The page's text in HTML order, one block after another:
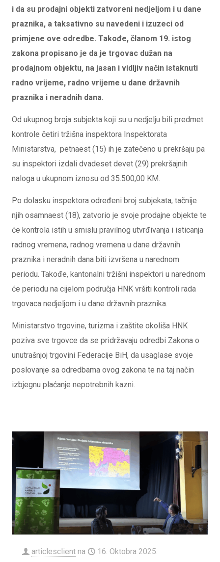
i da su prodajni objekti zatvoreni nedjeljom i u dane
praznika, a taksativno su navedeni i izuzeci od
primjene ove odredbe. Takođe, članom 19. istog
zakona propisano je da je trgovac dužan na
prodajnom objektu, na jasan i vidljiv način istaknuti
radno vrijeme, radno vrijeme u dane državnih
praznika i neradnih dana.
Od ukupnog broja subjekta koji su u nedjelju bili predmet
kontrole četiri tržišna inspektora Inspektorata
Ministarstva, petnaest (15) ih je zatečeno u prekršaju pa
su inspektori izdali dvadeset devet (29) prekršajnih
naloga u ukupnom iznosu od 35.500,00 KM.
Po dolasku inspektora određeni broj subjekata, tačnije
njih osamnaest (18), zatvorio je svoje prodajne objekte te
će kontrola istih u smislu pravilnog utvrđivanja i isticanja
radnog vremena, radnog vremena u dane državnih
praznika i neradnih dana biti izvršena u narednom
periodu. Takođe, kantonalni tržišni inspektori u narednom
će periodu na cijelom područja HNK vršiti kontroli rada
trgovaca nedjeljom i u dane državnih praznika.
Ministarstvo trgovine, turizma i zaštite okoliša HNK
poziva sve trgovce da se pridržavaju odredbi Zakona o
unutrašnjoj trgovini Federacije BiH, da usaglase svoje
poslovanje sa odredbama ovog zakona te na taj način
izbjegnu plaćanje nepotrebnih kazni.
articlesclient na 16. Oktobra 2025.